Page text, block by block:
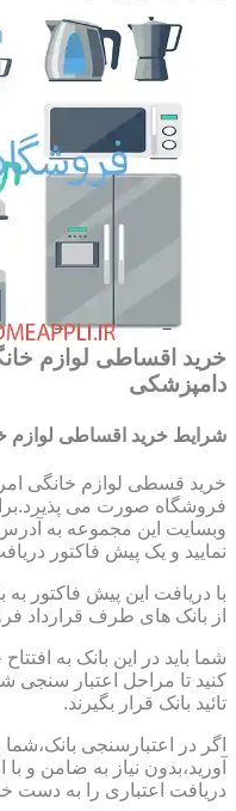
خرید اقساطی لوازم
دامپزشکی
شرایط خرید اقساطی لوازم
خرید قسطی لوازم خانگی
فروشگاه صورت می
نمایید و یک پیش فاکتور
با دریافت این پیش فاکتور
از بانک های طرف قرارداد
کنید تا مراحل اعتبار
تائید بانک قرار بگیرند.
آورید،بدون نیاز به ضامن و
دریافت اعتباری را به دست